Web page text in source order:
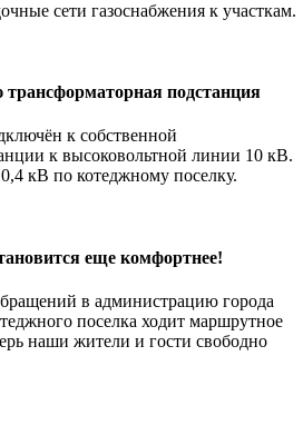
сети газоснабжения к участкам.
трансформаторная подстанция
к собственной
к высоковольтной линии 10 кВ.
кВ по котеджному поселку.
еще комфортнее!
в администрацию города
поселка ходит маршрутное
наши жители и гости свободно